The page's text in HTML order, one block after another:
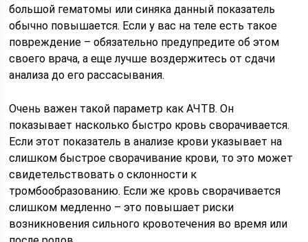
большой гематомы или синяка данный показатель
обычно повышается. Если у вас на теле есть такое
повреждение – обязательно предупредите об этом
своего врача, а еще лучше воздержитесь от сдачи
анализа до его рассасывания.
Очень важен такой параметр как АЧТВ. Он
показывает насколько быстро кровь сворачивается.
Если этот показатель в анализе крови указывает на
слишком быстрое сворачивание крови, то это может
свидетельствовать о склонности к
тромбообразованию. Если же кровь сворачивается
слишком медленно – это повышает риски
возникновения сильного кровотечения во время или